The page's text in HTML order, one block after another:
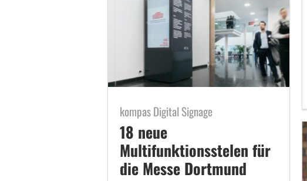
kompas Digital Signage
18 neue
Multifunktionsstelen für
die Messe Dortmund